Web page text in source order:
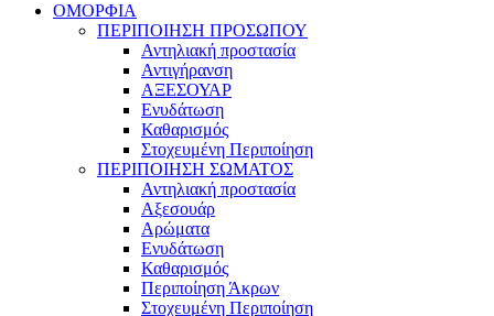
ΟΜΟΡΦΙΑ
ΠΕΡΙΠΟΙΗΣΗ ΠΡΟΣΩΠΟΥ
Αντηλιακή προστασία
Αντιγήρανση
ΑΞΕΣΟΥΑΡ
Ενυδάτωση
Καθαρισμός
Στοχευμένη Περιποίηση
ΠΕΡΙΠΟΙΗΣΗ ΣΩΜΑΤΟΣ
Αντηλιακή προστασία
Αξεσουάρ
Αρώματα
Ενυδάτωση
Καθαρισμός
Περιποίηση Άκρων
Στοχευμένη Περιποίηση